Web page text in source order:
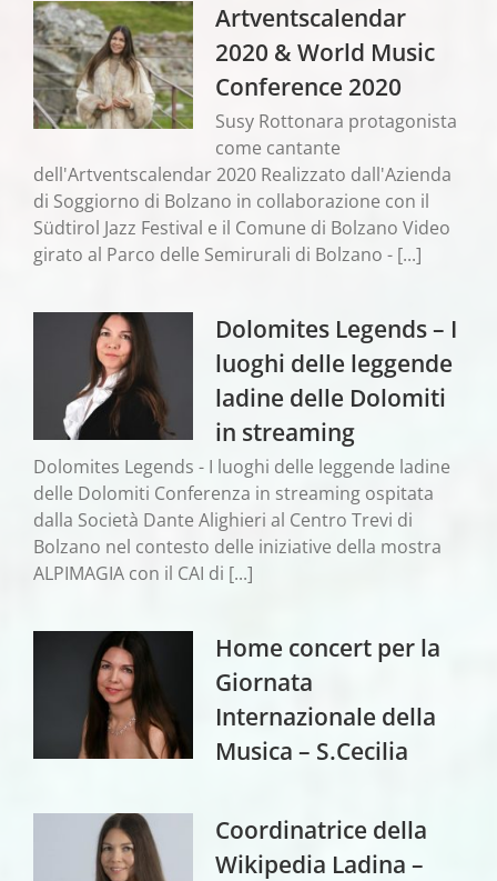
Artventscalendar
2020 & World Music
Conference 2020
Susy Rottonara protagonista
come cantante
dell'Artventscalendar 2020 Realizzato dall'Azienda
di Soggiorno di Bolzano in collaborazione con il
Südtirol Jazz Festival e il Comune di Bolzano Video
girato al Parco delle Semirurali di Bolzano - [...]
Dolomites Legends – I
luoghi delle leggende
ladine delle Dolomiti
in streaming
Dolomites Legends - I luoghi delle leggende ladine
delle Dolomiti Conferenza in streaming ospitata
dalla Società Dante Alighieri al Centro Trevi di
Bolzano nel contesto delle iniziative della mostra
ALPIMAGIA con il CAI di [...]
Home concert per la
Giornata
Internazionale della
Musica – S.Cecilia
Coordinatrice della
Wikipedia Ladina –